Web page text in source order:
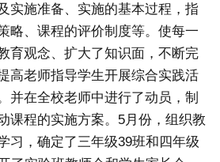
实施准备、实施的基本过程，指
略、课程的评价制度等。使每一
育观念、扩大了知识面，不断完
高老师指导学生开展综合实践活
并在全校老师中进行了动员，制
课程的实施方案。5月份，组织教
习，确定了三年级39班和四年级